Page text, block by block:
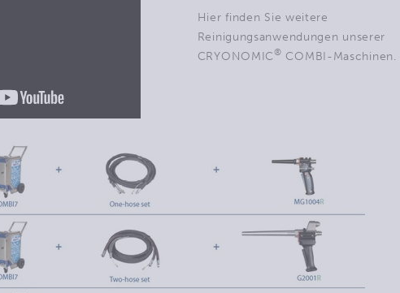
Hier finden Sie weitere
Reinigungsanwendungen unserer
CRYONOMIC® COMBI-Maschinen.